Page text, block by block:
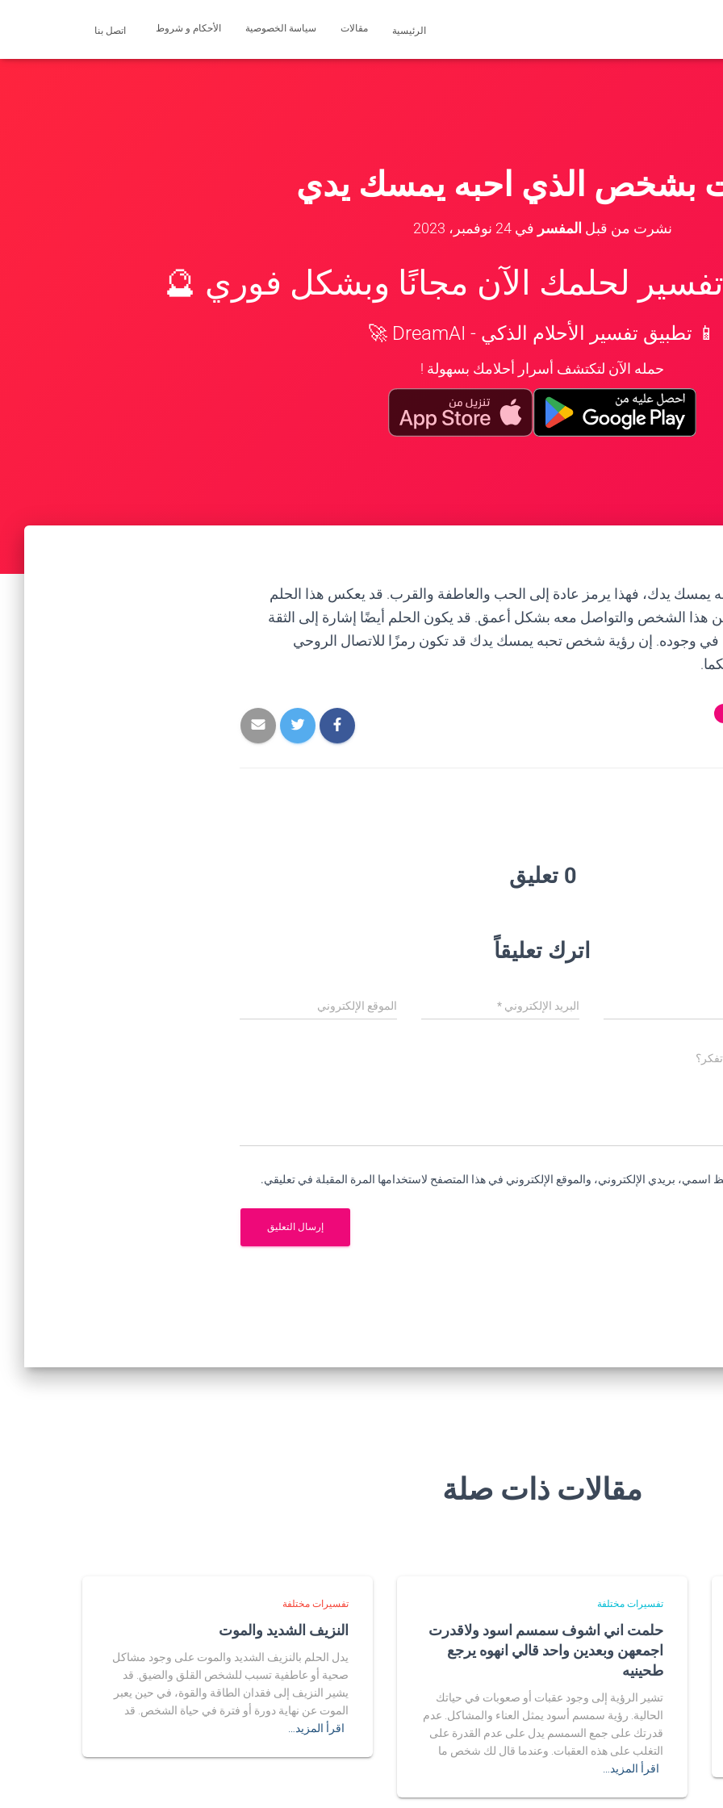
الرئيسية مقالات سياسة الخصوصية الأحكام و شروط اتصل بنا
بشخص الذي احبه يمسك يدي
نشرت من قبل المفسر في24 نوفمبر، 2023
لحلمك الآن مجانًا وبشكل فوري 🔮
📱 تطبيق تفسير الأحلام الذكي - DreamAI 🚀
حمله الآن لتكتشف أسرار أحلامك بسهولة !
يدك، فهذا يرمز عادة إلى الحب والعاطفة والقرب. قد يعكس هذا الحلم
هذا الشخص والتواصل معه بشكل أعمق. قد يكون الحلم أيضًا إشارة إلى الثقة
في وجوده. إن رؤية شخص تحبه يمسك يدك قد تكون رمزًا للاتصال الروحي
0 تعليق
اترك تعليقاً
البريد الإلكتروني* الموقع الإلكتروني
اسمي، بريدي الإلكتروني، والموقع الإلكتروني في هذا المتصفح لاستخدامها المرة المقبلة في تعليقي.
مقالات ذات صلة
تفسيرات مختلفة
حلمت اني اشوف سمسم اسود ولاقدرت
اجمعهن وبعدين واحد قالي انهوه يرجع
طحينيه
تشير الرؤية إلى وجود عقبات أو صعوبات في حياتك
الحالية. رؤية سمسم أسود يمثل العناء والمشاكل. عدم
قدرتك على جمع السمسم يدل على عدم القدرة على
التغلب على هذه العقبات. وعندما قال لك شخص ما
اقرأ المزيد…
تفسيرات مختلفة
النزيف الشديد والموت
يدل الحلم بالنزيف الشديد والموت على وجود مشاكل
صحية أو عاطفية تسبب للشخص القلق والضيق. قد
يشير النزيف إلى فقدان الطاقة والقوة، في حين يعبر
الموت عن نهاية دورة أو فترة في حياة الشخص. قد
اقرأ المزيد…